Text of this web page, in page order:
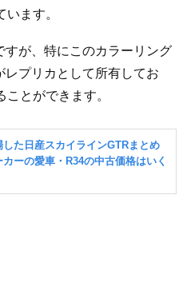
ます。
が、特にこのカラーリング
プリカとして所有してお
とができます。